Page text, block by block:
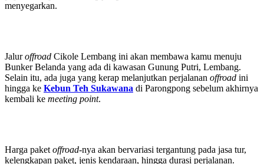
menyegarkan.
Jaluroffroad Cikole Lembang ini akan membawa kamu menuju
Bunker Belanda yang ada di kawasan Gunung Putri, Lembang.
Selain itu, ada juga yang kerap melanjutkan perjalanan offroad ini
hingga ke Kebun Teh Sukawana di Parongpong sebelum akhirnya
kembali ke meeting point.
Harga paket offroad-nya akan bervariasi tergantung pada jasa tur,
kelengkapan paket, jenis kendaraan, hingga durasi perjalanan.